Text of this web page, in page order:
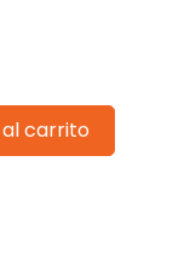
carrito